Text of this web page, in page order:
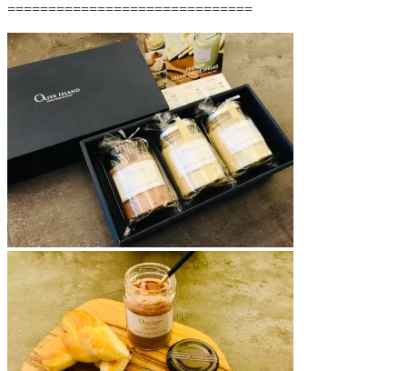
==============================